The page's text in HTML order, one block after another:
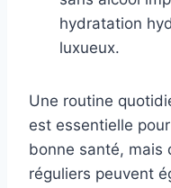
hydratation
luxueux.
Une routine
est essentielle
bonne santé, mais
réguliers peuvent